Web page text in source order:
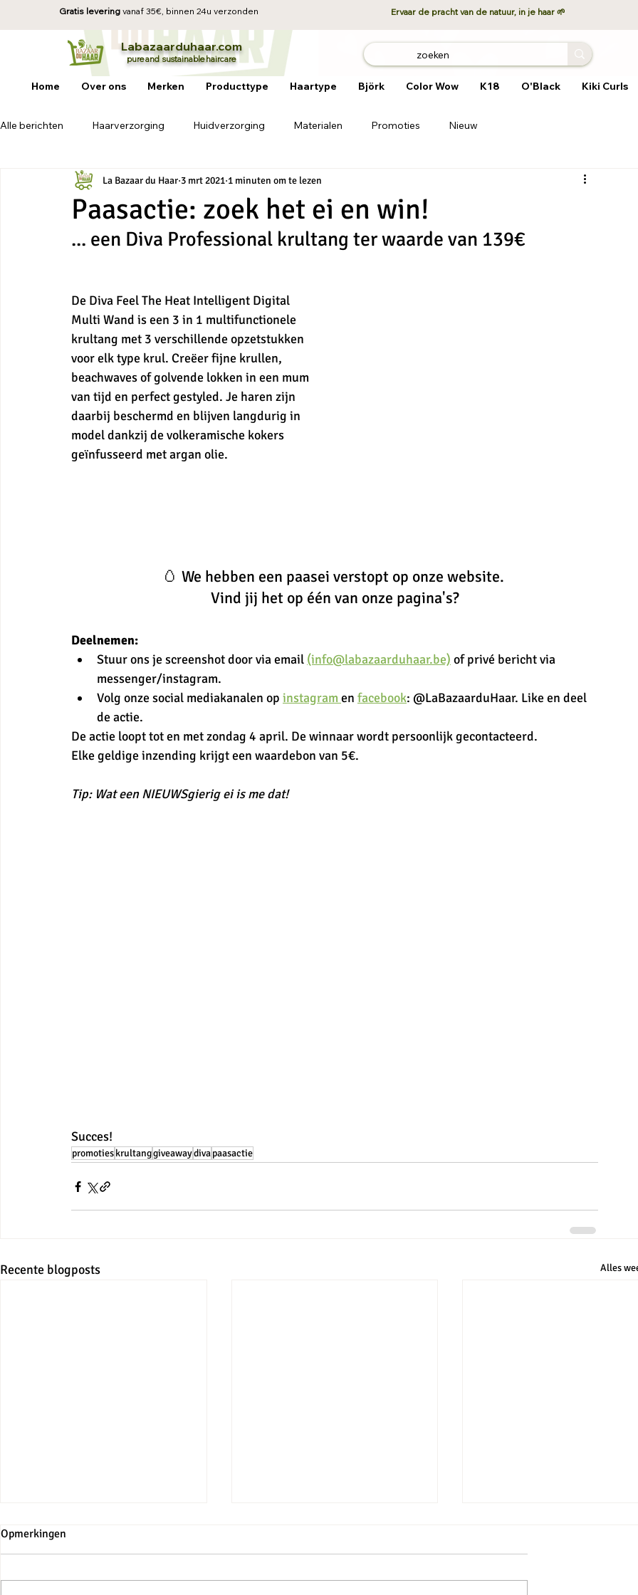
Gratis levering vanaf 35€, binnen 24u verzonden Ervaar de pracht van de natuur, in je haar 🌱
Labazaarduhaar.com
pure and sustainablehaircare
Home Over ons Merken Producttype Haartype Björk Color Wow K18 O'Black Kiki Curls
Alle berichten Haarverzorging Huidverzorging Materialen Promoties Nieuw
Paasactie: zoek het ei en win!
La Bazaar du Haar 3 mrt 2021 1 minuten om te lezen
... een Diva Professional krultang ter waarde van 139€
De Diva Feel The Heat Intelligent Digital
Multi Wand is een 3 in 1 multifunctionele
krultang met 3 verschillende opzetstukken
voor elk type krul. Creëer fijne krullen,
beachwaves of golvende lokken in een mum
van tijd en perfect gestyled. Je haren zijn
daarbij beschermd en blijven langdurig in
model dankzij de volkeramische kokers
geïnfusseerd met argan olie.
🥚 We hebben een paasei verstopt op onze website.
Vind jij het op één van onze pagina's?
Deelnemen:
Stuur ons je screenshot door via email (info@labazaarduhaar.be) of privé bericht via
messenger/instagram.
Volg onze social mediakanalen op instagram en facebook: @LaBazaarduHaar. Like en deel
de actie.
De actie loopt tot en met zondag 4 april. De winnaar wordt persoonlijk gecontacteerd.
Elke geldige inzending krijgt een waardebon van 5€.
Tip: Wat een NIEUWSgierig ei is me dat!
Succes!
promotieskrultanggiveawaydivapaasactie
Recente blogposts Alles
Opmerkingen